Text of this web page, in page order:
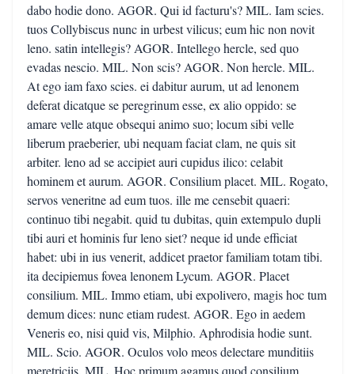
dabo hodie dono. AGOR. Qui id facturu's? MIL. Iam scies.
tuos Collybiscus nunc in urbest vilicus; eum hic non novit
leno. satin intellegis? AGOR. Intellego hercle, sed quo
evadas nescio. MIL. Non scis? AGOR. Non hercle. MIL.
At ego iam faxo scies. ei dabitur aurum, ut ad lenonem
deferat dicatque se peregrinum esse, ex alio oppido: se
amare velle atque obsequi animo suo; locum sibi velle
liberum praeberier, ubi nequam faciat clam, ne quis sit
arbiter. leno ad se accipiet auri cupidus ilico: celabit
hominem et aurum. AGOR. Consilium placet. MIL. Rogato,
servos veneritne ad eum tuos. ille me censebit quaeri:
continuo tibi negabit. quid tu dubitas, quin extempulo dupli
tibi auri et hominis fur leno siet? neque id unde efficiat
habet: ubi in ius venerit, addicet praetor familiam totam tibi.
ita decipiemus fovea lenonem Lycum. AGOR. Placet
consilium. MIL. Immo etiam, ubi expolivero, magis hoc tum
demum dices: nunc etiam rudest. AGOR. Ego in aedem
Veneris eo, nisi quid vis, Milphio. Aphrodisia hodie sunt.
MIL. Scio. AGOR. Oculos volo meos delectare munditiis
meretriciis. MIL. Hoc primum agamus quod consilium